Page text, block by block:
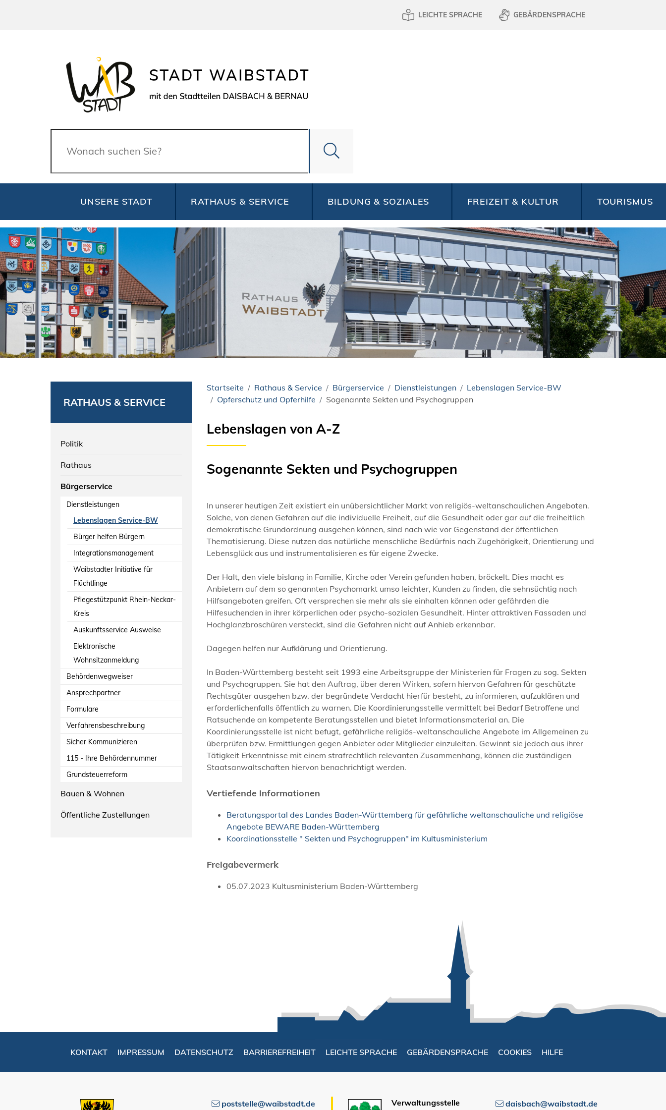
LEICHTE SPRACHE GEBÄRDENSPRACHE
Suche
UNSERE STADT RATHAUS & SERVICE BILDUNG & SOZIALES FREIZEIT & KULTUR TOURISMUS
RATHAUS & SERVICE
Politik
Rathaus
Bürgerservice
Dienstleistungen
Lebenslagen Service-BW
Bürger helfen Bürgern
Integrationsmanagement
Waibstadter Initiative für
Flüchtlinge
Pflegestützpunkt Rhein-Neckar-
Kreis
Auskunftsservice Ausweise
Elektronische
Wohnsitzanmeldung
Behördenwegweiser
Ansprechpartner
Formulare
Verfahrensbeschreibung
Sicher Kommunizieren
115 - Ihre Behördennummer
Grundsteuerreform
Bauen & Wohnen
Öffentliche Zustellungen
Startseite Rathaus & Service Bürgerservice Dienstleistungen
Lebenslagen Service-BW
Opferschutz und Opferhilfe
Sogenannte Sekten und Psychogruppen
Lebenslagen von A-Z
Sogenannte Sekten und Psychogruppen
In unserer heutigen Zeit existiert ein unübersichtlicher Markt von religiös-weltanschaulichen Angeboten.
Solche, von denen Gefahren auf die individuelle Freiheit, auf die Gesundheit oder gar auf die freiheitlich
demokratische Grundordnung ausgehen können, sind nach wie vor Gegenstand der öffentlichen
Thematisierung. Diese nutzen das natürliche menschliche Bedürfnis nach Zugehörigkeit, Orientierung und
Lebensglück aus und instrumentalisieren es für eigene Zwecke.
Der Halt, den viele bislang in Familie, Kirche oder Verein gefunden haben, bröckelt. Dies macht es
Anbietern auf dem so genannten Psychomarkt umso leichter, Kunden zu finden, die sehnsüchtig nach
Hilfsangeboten greifen. Oft versprechen sie mehr als sie einhalten können oder gefährden die
Hilfesuchenden in ihrer körperlichen oder psycho-sozialen Gesundheit. Hinter attraktiven Fassaden und
Hochglanzbroschüren versteckt, sind die Gefahren nicht auf Anhieb erkennbar.
Dagegen helfen nur Aufklärung und Orientierung.
In Baden-Württemberg besteht seit 1993 eine Arbeitsgruppe der Ministerien für Fragen zu sog. Sekten
und Psychogruppen. Sie hat den Auftrag, über deren Wirken, sofern hiervon Gefahren für geschützte
Rechtsgüter ausgehen bzw. der begründete Verdacht hierfür besteht, zu informieren, aufzuklären und
erforderlichenfalls öffentlich zu warnen. Die Koordinierungsstelle vermittelt bei Bedarf Betroffene und
Ratsuchende an kompetente Beratungsstellen und bietet Informationsmaterial an. Die
Koordinierungsstelle ist nicht befugt, gefährliche religiös-weltanschauliche Angebote im Allgemeinen zu
überprüfen bzw. Ermittlungen gegen Anbieter oder Mitglieder einzuleiten. Gewinnt sie jedoch aus ihrer
Tätigkeit Erkenntnisse mit einem strafrechtlich relevanten Zusammenhang, können die zuständigen
Staatsanwaltschaften hiervon benachrichtigt werden.
Vertiefende Informationen
Beratungsportal des Landes Baden-Württemberg für gefährliche weltanschauliche und religiöse
Angebote BEWARE Baden-Württemberg
Koordinationsstelle " Sekten und Psychogruppen" im Kultusministerium
Freigabevermerk
05.07.2023 Kultusministerium Baden-Württemberg
KONTAKT IMPRESSUM DATENSCHUTZ BARRIEREFREIHEIT LEICHTE SPRACHE GEBÄRDENSPRACHE COOKIES HILFE
poststelle@waibstadt.de
Verwaltungsstelle
daisbach@waibstadt.de